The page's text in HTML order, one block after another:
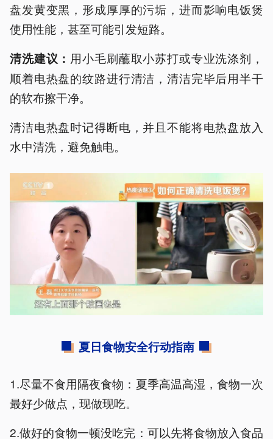
盘发黄变黑，形成厚厚的污垢，进而影响电饭煲
使用性能，甚至可能引发短路。
清洗建议： 用小毛刷蘸取小苏打或专业洗涤剂，
顺着电热盘的纹路进行清洁，清洁完毕后用半干
的软布擦干净。
清洁电热盘时记得断电，并且不能将电热盘放入
水中清洗，避免触电。
夏日食物安全行动指南
1.尽量不食用隔夜食物：夏季高温高湿，食物一次
最好少做点，现做现吃。
2.做好的食物一顿没吃完：可以先将食物放入食品